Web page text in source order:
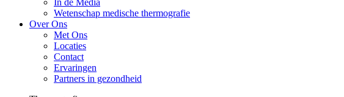
Wetenschap medische thermografie
Over Ons
Met Ons
Locaties
Contact
Ervaringen
Partners in gezondheid